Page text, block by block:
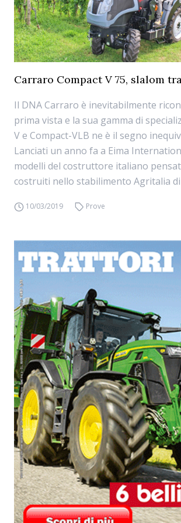
Carraro Compact V 75, slalom
Il DNA Carraro è inevitabilmente
prima vista e la sua gamma di
V e Compact-VLB ne è il segno
Lanciati un anno fa a Eima
modelli del costruttore italiano
costruiti nello stabilimento Agritalia di
10/03/2019 Prove